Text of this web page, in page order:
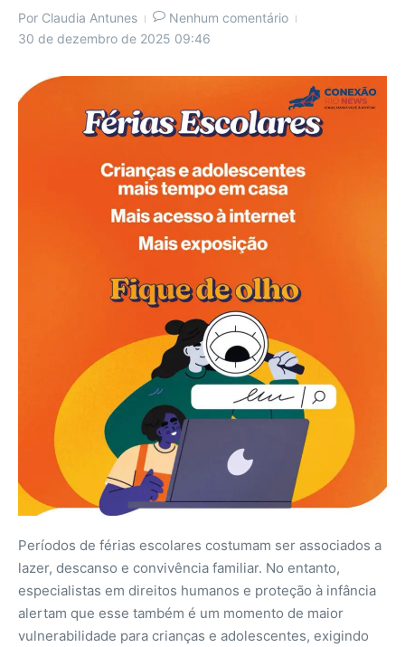
Por Claudia Antunes
Nenhum comentário
30 de dezembro de 2025 09:46
Períodos de férias escolares costumam ser associados a
lazer, descanso e convivência familiar. No entanto,
especialistas em direitos humanos e proteção à infância
alertam que esse também é um momento de maior
vulnerabilidade para crianças e adolescentes, exigindo